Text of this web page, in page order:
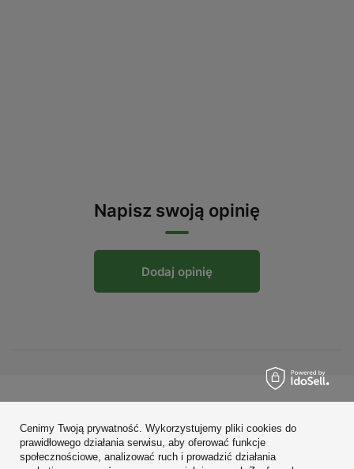
Napisz swoją opinię
Dodaj opinię
Konto
Cenimy Twoją prywatność. Wykorzystujemy pliki cookies do
prawidłowego działania serwisu, aby oferować funkcje
społecznościowe, analizować ruch i prowadzić działania